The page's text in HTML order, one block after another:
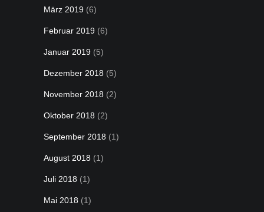
März 2019 (6)
Februar 2019 (6)
Januar 2019 (5)
Dezember 2018 (5)
November 2018 (2)
Oktober 2018 (2)
September 2018 (1)
August 2018 (1)
Juli 2018 (1)
Mai 2018 (1)